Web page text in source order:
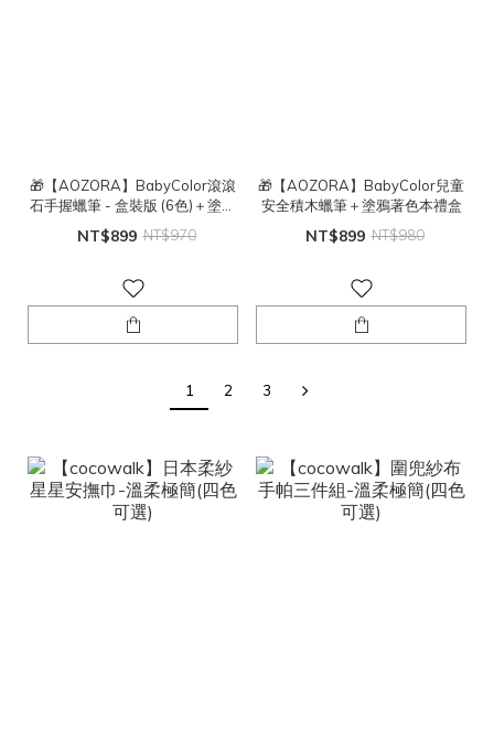
🎁【AOZORA】BabyColor滾滾
石手握蠟筆 - 盒裝版 (6色)＋塗鴉
著色本禮盒
NT$899 NT$970
🎁【AOZORA】BabyColor兒童
安全積木蠟筆＋塗鴉著色本禮盒
NT$899 NT$980
1 2 3